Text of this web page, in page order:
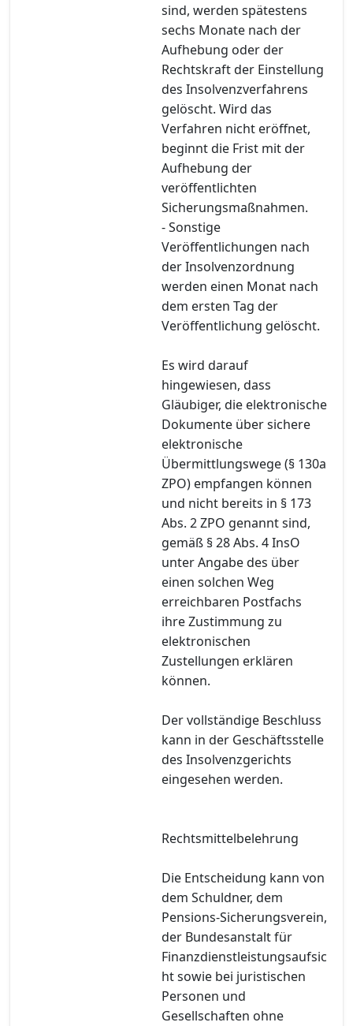
sind, werden spätestens
sechs Monate nach der
Aufhebung oder der
Rechtskraft der Einstellung
des Insolvenzverfahrens
gelöscht. Wird das
Verfahren nicht eröffnet,
beginnt die Frist mit der
Aufhebung der
veröffentlichten
Sicherungsmaßnahmen.
- Sonstige
Veröffentlichungen nach
der Insolvenzordnung
werden einen Monat nach
dem ersten Tag der
Veröffentlichung gelöscht.
Es wird darauf
hingewiesen, dass
Gläubiger, die elektronische
Dokumente über sichere
elektronische
Übermittlungswege (§ 130a
ZPO) empfangen können
und nicht bereits in § 173
Abs. 2 ZPO genannt sind,
gemäß § 28 Abs. 4 InsO
unter Angabe des über
einen solchen Weg
erreichbaren Postfachs
ihre Zustimmung zu
elektronischen
Zustellungen erklären
können.
Der vollständige Beschluss
kann in der Geschäftsstelle
des Insolvenzgerichts
eingesehen werden.
Rechtsmittelbelehrung
Die Entscheidung kann von
dem Schuldner, dem
Pensions-Sicherungsverein,
der Bundesanstalt für
Finanzdienstleistungsaufsic
ht sowie bei juristischen
Personen und
Gesellschaften ohne